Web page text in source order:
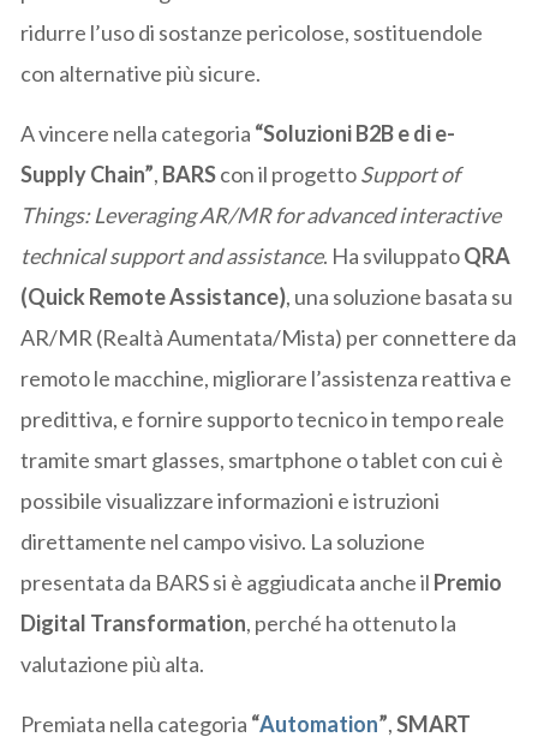
ridurre l’uso di sostanze pericolose, sostituendole
con alternative più sicure.
A vincere nella categoria “Soluzioni B2B e di e-
Supply Chain”, BARScon il progettoSupport of
Things: Leveraging AR/MR for advanced interactive
technical support and assistance. Ha sviluppatoQRA
(Quick Remote Assistance), una soluzione basata su
AR/MR (Realtà Aumentata/Mista) per connettere da
remoto le macchine, migliorare l’assistenza reattiva e
predittiva, e fornire supporto tecnico in tempo reale
tramite smart glasses, smartphone o tablet con cui è
possibile visualizzare informazioni e istruzioni
direttamente nel campo visivo. La soluzione
presentata da BARS si è aggiudicata anche il Premio
Digital Transformation, perché ha ottenuto la
valutazione più alta.
Premiata nella categoria “Automation”,SMART